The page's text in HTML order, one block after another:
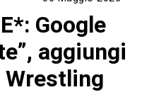
Google
aggiungi